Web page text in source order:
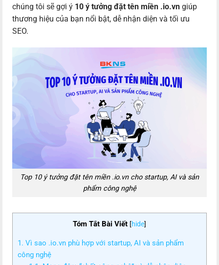
chúng tôi sẽ gợi ý 10 ý tưởng đặt tên miền .io.vn giúp
thương hiệu của bạn nổi bật, dễ nhận diện và tối ưu
SEO.
Top 10 ý tưởng đặt tên miền .io.vn cho startup, AI và sản
phẩm công nghệ
Tóm Tắt Bài Viết [hide]
1. Vì sao .io.vn phù hợp với startup, AI và sản phẩm
công nghệ